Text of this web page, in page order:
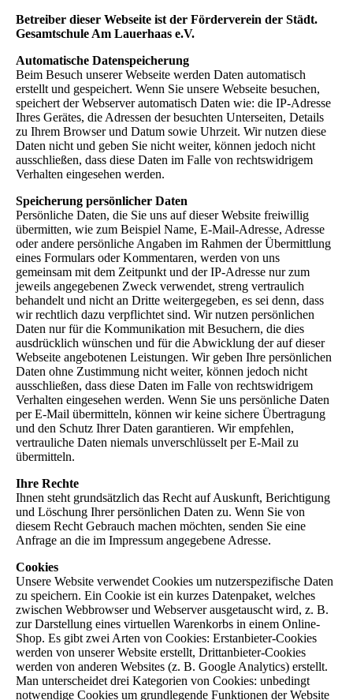
Betreiber dieser Webseite ist der Förderverein der Städt.
Gesamtschule Am Lauerhaas e.V.
Automatische Datenspeicherung
Beim Besuch unserer Webseite werden Daten automatisch
erstellt und gespeichert. Wenn Sie unsere Webseite besuchen,
speichert der Webserver automatisch Daten wie: die IP-Adresse
Ihres Gerätes, die Adressen der besuchten Unterseiten, Details
zu Ihrem Browser und Datum sowie Uhrzeit. Wir nutzen diese
Daten nicht und geben Sie nicht weiter, können jedoch nicht
ausschließen, dass diese Daten im Falle von rechtswidrigem
Verhalten eingesehen werden.
Speicherung persönlicher Daten
Persönliche Daten, die Sie uns auf dieser Website freiwillig
übermitten, wie zum Beispiel Name, E-Mail-Adresse, Adresse
oder andere persönliche Angaben im Rahmen der Übermittlung
eines Formulars oder Kommentaren, werden von uns
gemeinsam mit dem Zeitpunkt und der IP-Adresse nur zum
jeweils angegebenen Zweck verwendet, streng vertraulich
behandelt und nicht an Dritte weitergegeben, es sei denn, dass
wir rechtlich dazu verpflichtet sind. Wir nutzen persönlichen
Daten nur für die Kommunikation mit Besuchern, die dies
ausdrücklich wünschen und für die Abwicklung der auf dieser
Webseite angebotenen Leistungen. Wir geben Ihre persönlichen
Daten ohne Zustimmung nicht weiter, können jedoch nicht
ausschließen, dass diese Daten im Falle von rechtswidrigem
Verhalten eingesehen werden. Wenn Sie uns persönliche Daten
per E-Mail übermitteln, können wir keine sichere Übertragung
und den Schutz Ihrer Daten garantieren. Wir empfehlen,
vertrauliche Daten niemals unverschlüsselt per E-Mail zu
übermitteln.
Ihre Rechte
Ihnen steht grundsätzlich das Recht auf Auskunft, Berichtigung
und Löschung Ihrer persönlichen Daten zu. Wenn Sie von
diesem Recht Gebrauch machen möchten, senden Sie eine
Anfrage an die im Impressum angegebene Adresse.
Cookies
Unsere Website verwendet Cookies um nutzerspezifische Daten
zu speichern. Ein Cookie ist ein kurzes Datenpaket, welches
zwischen Webbrowser und Webserver ausgetauscht wird, z. B.
zur Darstellung eines virtuellen Warenkorbs in einem Online-
Shop. Es gibt zwei Arten von Cookies: Erstanbieter-Cookies
werden von unserer Website erstellt, Drittanbieter-Cookies
werden von anderen Websites (z. B. Google Analytics) erstellt.
Man unterscheidet drei Kategorien von Cookies: unbedingt
notwendige Cookies um grundlegende Funktionen der Website